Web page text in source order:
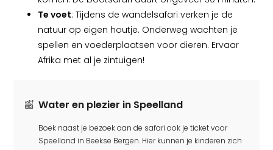
Te voet: Tijdens de wandelsafari verken je de
natuur op eigen houtje. Onderweg wachten je
spellen en voederplaatsen voor dieren. Ervaar
Afrika met al je zintuigen!
Water en plezier in Speelland
Boek naast je bezoek aan de safari ook je ticket voor
Speelland in Beekse Bergen. Hier kunnen je kinderen zich